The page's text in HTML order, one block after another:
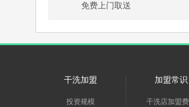
免费上门取送
干洗加盟
投资规模
加盟常识
干洗店加盟